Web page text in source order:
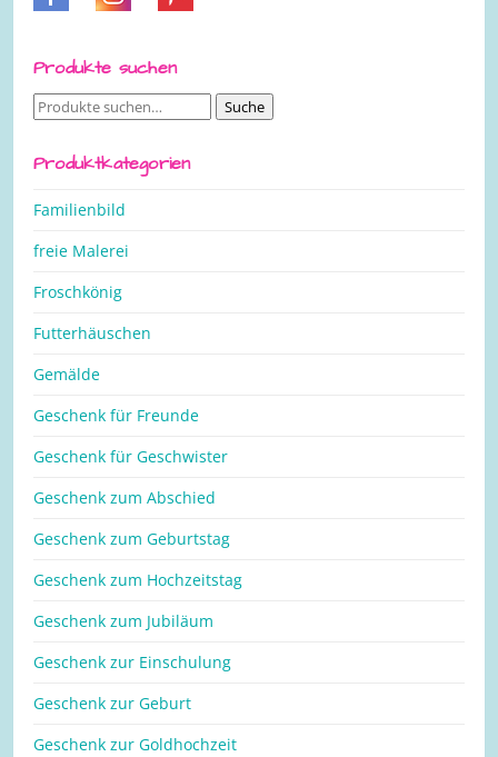
Produkte suchen
Suche
Suche
Produktkategorien
Familienbild
freie Malerei
Froschkönig
Futterhäuschen
Gemälde
Geschenk für Freunde
Geschenk für Geschwister
Geschenk zum Abschied
Geschenk zum Geburtstag
Geschenk zum Hochzeitstag
Geschenk zum Jubiläum
Geschenk zur Einschulung
Geschenk zur Geburt
Geschenk zur Goldhochzeit